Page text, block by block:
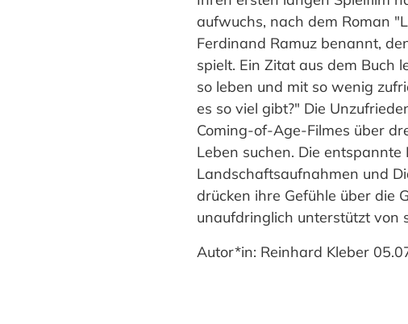
aufwuchs, nach dem Roman
Ferdinand Ramuz benannt,
spielt. Ein Zitat aus dem Buch
so leben und mit so wenig
es so viel gibt?" Die
Coming-of-Age-Filmes über
Leben suchen. Die
Landschaftsaufnahmen und
drücken ihre Gefühle über die
unaufdringlich unterstützt von
Autor*in: Reinhard Kleber